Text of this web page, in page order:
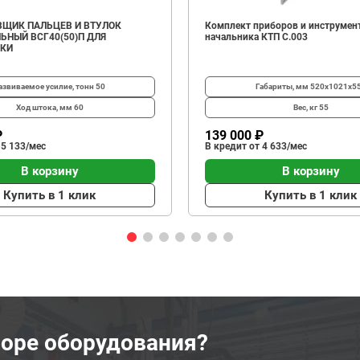
ПАЛЬЦЕВ И ВТУЛОК
ВСГ40(50)П ДЛЯ
усилие, тонн 50
Ход штока, мм 60
133/мес
В корзину
Купить в 1 клик
Комплект приборов и
начальника КТП C.003
Габариты, мм
Вес, кг55
139 000 ₽
В кредит от 4 633/мес
В корзину
Купить в 1 клик
оборудования?